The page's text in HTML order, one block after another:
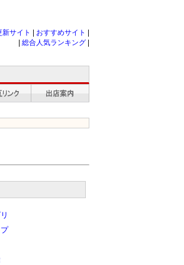
新サイト おすすめサイト
総合人気ランキング